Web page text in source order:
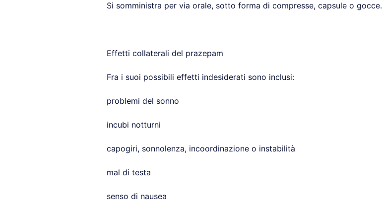
Si somministra per via orale, sotto forma di compresse, capsule o gocce.
Effetti collaterali del prazepam
Fra i suoi possibili effetti indesiderati sono inclusi:
problemi del sonno
incubi notturni
capogiri, sonnolenza, incoordinazione o instabilità
mal di testa
senso di nausea